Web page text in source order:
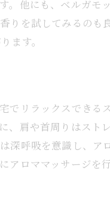
。他にも、ベルガモ
りを試してみるのも
ます。
でリラックスできる
、肩や首周りはスト
深呼吸を意識し、ア
アロママッサージを